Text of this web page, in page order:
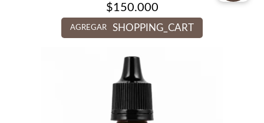
$150.000
AGREGAR SHOPPING_CART